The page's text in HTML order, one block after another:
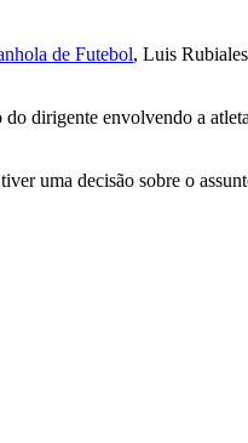
de Futebol, Luis
dirigente envolvendo a
uma decisão sobre o